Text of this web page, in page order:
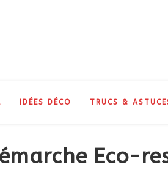
IDÉES DÉCO TRUCS &
Eco-